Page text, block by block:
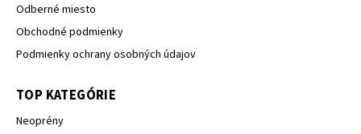
Odberné miesto
Obchodné podmienky
Podmienky ochrany osobných údajov
TOP KATEGÓRIE
Neoprény